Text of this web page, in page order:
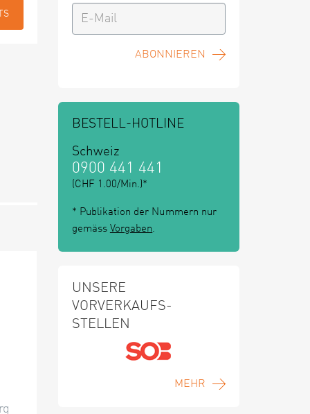
ABONNIEREN
BESTELL-HOTLINE
Schweiz
0900 441 441
(CHF 1.00/Min.)*
* Publikation der Nummern nur
gemäss Vorgaben.
UNSERE
VORVERKAUFS-
STELLEN
MEHR